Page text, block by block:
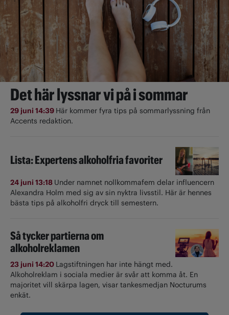
Det här lyssnar vi på i sommar
29 juni 14:39 Här kommer fyra tips på sommarlyssning från
Accents redaktion.
Lista: Expertens alkoholfria favoriter
24 juni 13:18 Under namnet nollkommafem delar influencern
Alexandra Holm med sig av sin nyktra livsstil. Här är hennes
bästa tips på alkoholfri dryck till semestern.
Så tycker partierna om
alkoholreklamen
23 juni 14:20 Lagstiftningen har inte hängt med.
Alkoholreklam i sociala medier är svår att komma åt. En
majoritet vill skärpa lagen, visar tankesmedjan Nocturums
enkät.